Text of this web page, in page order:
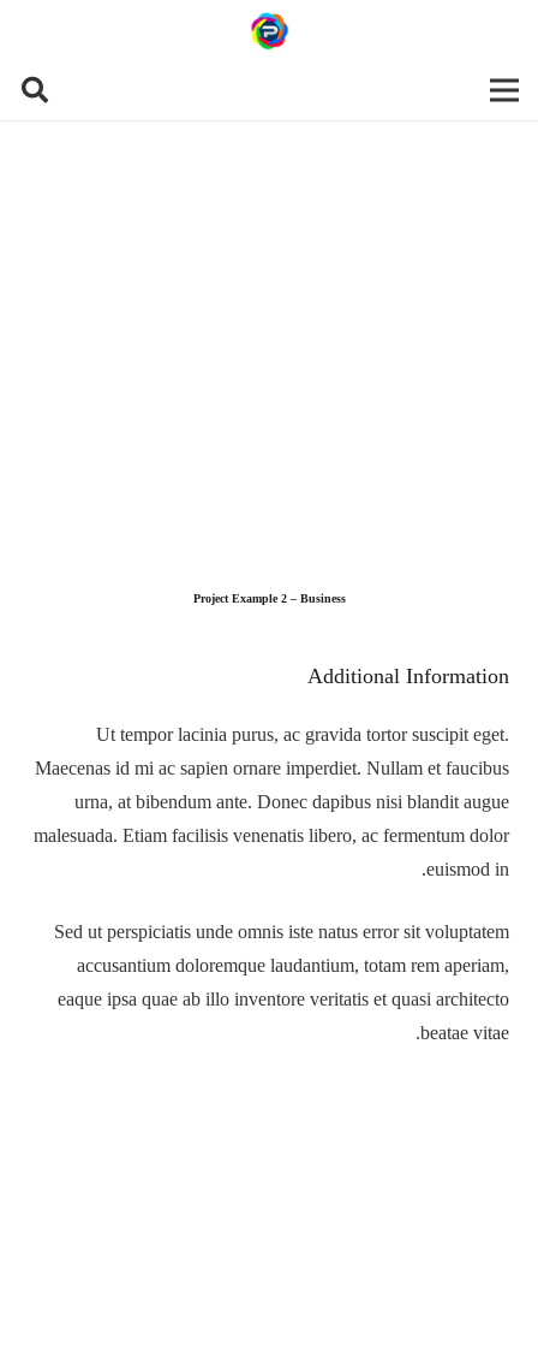
Project Example 2 – Business
Additional Information
Ut tempor lacinia purus, ac gravida tortor suscipit eget.
Maecenas id mi ac sapien ornare imperdiet. Nullam et faucibus
urna, at bibendum ante. Donec dapibus nisi blandit augue
malesuada. Etiam facilisis venenatis libero, ac fermentum dolor
euismod in.
Sed ut perspiciatis unde omnis iste natus error sit voluptatem
accusantium doloremque laudantium, totam rem aperiam,
eaque ipsa quae ab illo inventore veritatis et quasi architecto
beatae vitae.